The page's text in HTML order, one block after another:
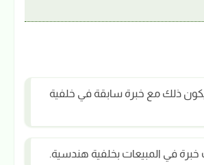
ذلك مع خبرة سابقة في خلفية